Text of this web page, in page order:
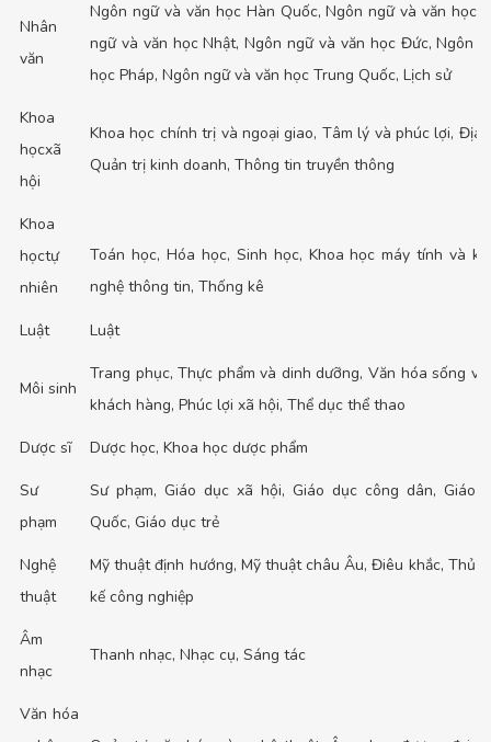
Nhân
văn
Ngôn ngữ và văn học Hàn Quốc, Ngôn ngữ và văn học
ngữ và văn học Nhật, Ngôn ngữ và văn học Đức, Ngôn
học Pháp, Ngôn ngữ và văn học Trung Quốc, Lịch sử
Khoa
họcxã
hội
Khoa học chính trị và ngoại giao, Tâm lý và phúc lợi, Địa
Quản trị kinh doanh, Thông tin truyền thông
Khoa
họctự
nhiên
Toán học, Hóa học, Sinh học, Khoa học máy tính và
nghệ thông tin, Thống kê
Luật Luật
Môi sinh
Trang phục, Thực phẩm và dinh dưỡng, Văn hóa sống
khách hàng, Phúc lợi xã hội, Thể dục thể thao
Dược sĩ Dược học, Khoa học dược phẩm
Sư
phạm
Sư phạm, Giáo dục xã hội, Giáo dục công dân, Giáo
Quốc, Giáo dục trẻ
Nghệ
thuật
Mỹ thuật định hướng, Mỹ thuật châu Âu, Điêu khắc, Thủ
kế công nghiệp
Âm
nhạc
Thanh nhạc, Nhạc cụ, Sáng tác
Văn hóa